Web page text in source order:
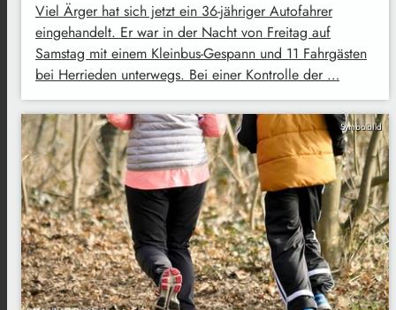
Viel Ärger hat sich jetzt ein 36-jähriger Autofahrer
eingehandelt. Er war in der Nacht von Freitag auf
Samstag mit einem Kleinbus-Gespann und 11 Fahrgästen
bei Herrieden unterwegs. Bei einer Kontrolle der …
Symbolbild